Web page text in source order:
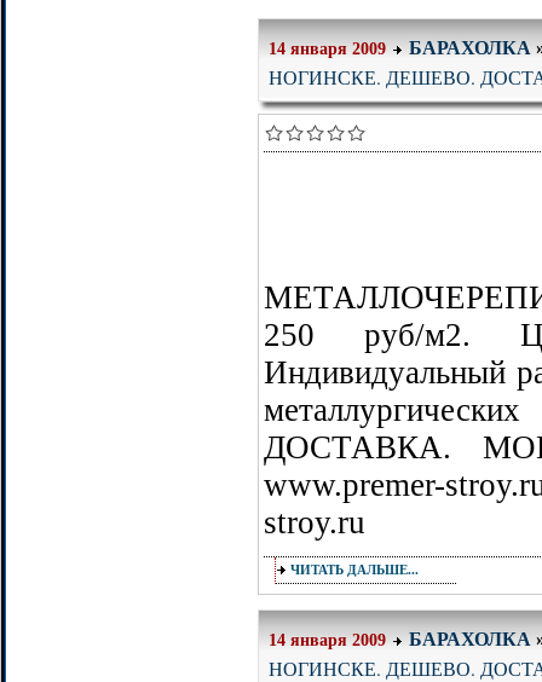
14 января 2009 БАРАХОЛКА
НОГИНСКЕ. ДЕШЕВО.
250 руб/м2.
Индивидуальный
ДОСТАВКА.
www.premer-
stroy.ru
ЧИТАТЬ ДАЛЬШЕ...
14 января 2009 БАРАХОЛКА
НОГИНСКЕ. ДЕШЕВО.